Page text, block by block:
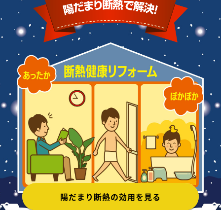
陽だまり断熱の効用を見る